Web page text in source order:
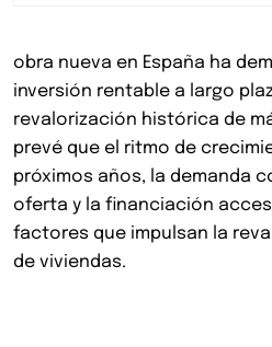
obra nueva en España ha
inversión rentable a largo
revalorización histórica de
prevé que el ritmo de
próximos años, la demanda
oferta y la financiación
factores que impulsan la
de viviendas.